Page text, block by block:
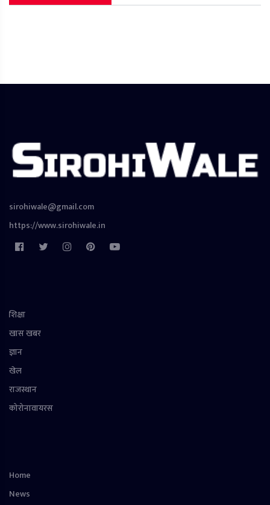
sirohiwale@gmail.com
https://www.sirohiwale.in
शिक्षा
खास खबर
ज्ञान
खेल
राजस्थान
कोरोनावायरस
Home
News